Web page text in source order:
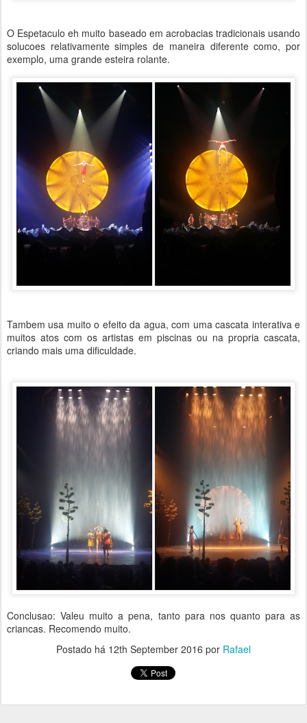
O Espetaculo eh muito baseado em acrobacias tradicionais usando
solucoes relativamente simples de maneira diferente como, por
exemplo, uma grande esteira rolante.
Tambem usa muito o efeito da agua, com uma cascata interativa e
muitos atos com os artistas em piscinas ou na propria cascata,
criando mais uma dificuldade.
Conclusao: Valeu muito a pena, tanto para nos quanto para as
criancas. Recomendo muito.
Postado há 12th September 2016 por Rafael